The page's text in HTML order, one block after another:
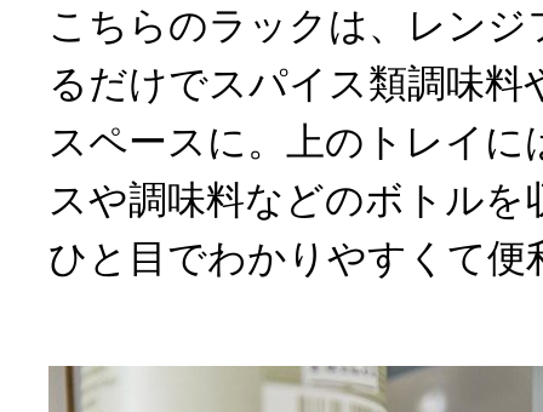
こちらのラックは、レンジ
るだけでスパイス類調味料
スペースに。上のトレイに
スや調味料などのボトルを
ひと目でわかりやすくて便